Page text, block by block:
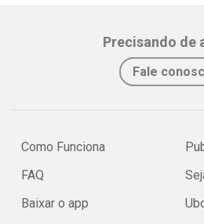
Precisando de
Fale
Como Funciona
FAQ
Baixar o app